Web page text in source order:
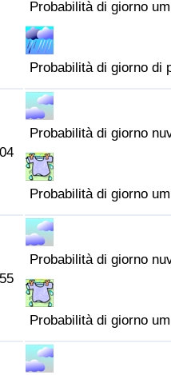
Probabilità di giorno
Probabilità di giorno di
Probabilità di giorno
Probabilità di giorno
Probabilità di giorno
Probabilità di giorno